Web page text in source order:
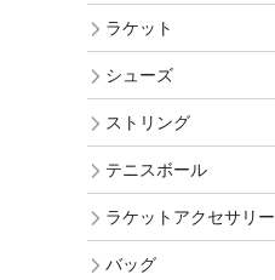
ラケット
シューズ
ストリング
テニスボール
ラケットアクセサリー
バッグ